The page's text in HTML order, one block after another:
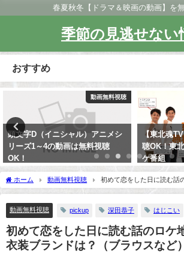
春夏秋冬【ドラマ＆映画の動画】を
季節の見逃せない
おすすめ
動画無料視聴
頭文字D（イニシャル）アニメシ
リーズ1～4の動画は無料視聴
OK！
【東北魂
聴OK！東
ケ番組
ホーム 動画無料視聴
初めて恋をした日に読む話
ブランドは？（ブラウスなど）
動画無料視聴 pickup 深田恭子 はじこい
初めて恋をした日に読む話のロケ
衣装ブランドは？（ブラウスなど）